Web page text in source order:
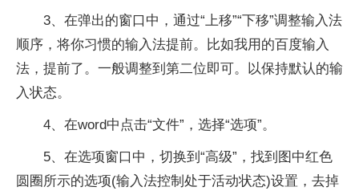
3、在弹出的窗口中，通过“上移”“下移”调整输入法
顺序，将你习惯的输入法提前。比如我用的百度输入
法，提前了。一般调整到第二位即可。以保持默认的输
入状态。
4、在word中点击“文件”，选择“选项”。
5、在选项窗口中，切换到“高级”，找到图中红色
圆圈所示的选项(输入法控制处于活动状态)设置，去掉